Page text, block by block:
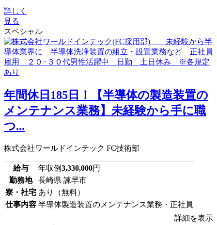
詳しく
見る
スペシャル
年間休日185日！【半導体の製造装置の
メンテナンス業務】未経験から手に職
つ...
株式会社ワールドインテック FC技術部
給与 年収例3,330,000円
勤務地
長崎県 諫早市
寮・社宅 あり（無料）
仕事内容 半導体製造装置のメンテナンス業務・正社員
詳細を表示